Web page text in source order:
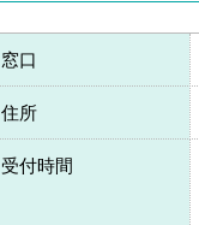
窓口
住所
受付時間